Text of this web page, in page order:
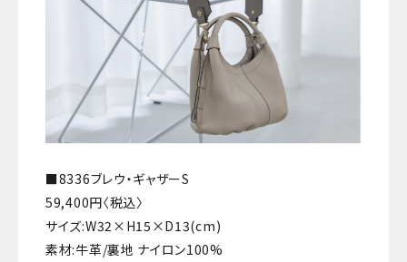
■8336ブレウ・ギャザーS
59,400円〈税込〉
サイズ:W32×H15×D13(cm)
素材:牛革/裏地 ナイロン100%